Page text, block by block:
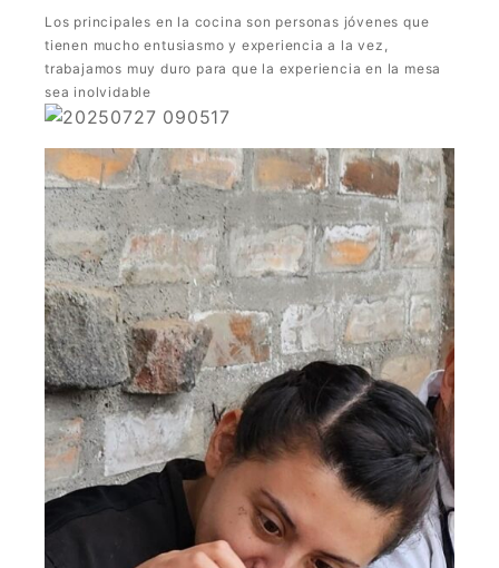
Los principales en la cocina son personas jóvenes que
tienen mucho entusiasmo y experiencia a la vez,
trabajamos muy duro para que la experiencia en la mesa
sea inolvidable